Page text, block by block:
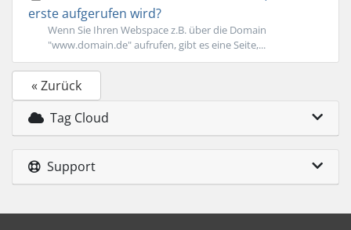
erste aufgerufen wird?
Wenn Sie Ihren Webspace z.B. über die Domain
"www.domain.de" aufrufen, gibt es eine Seite,...
« Zurück
Tag Cloud
Support